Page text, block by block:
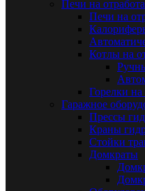
Печи на
Печи на
Котлы на
Горелки на
Гаражное
Прессы
Краны
Стойки
Домкраты